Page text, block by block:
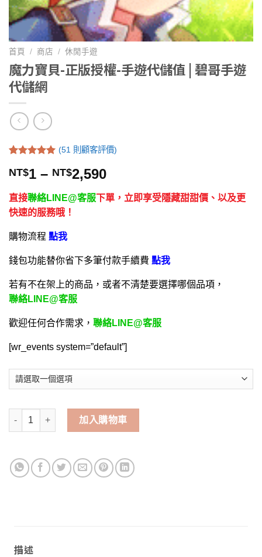
首頁 / 商店 / 休閒手遊
魔力寶貝-正版授權-手遊代儲值 | 碧哥手遊
代儲網
/ 5，已有
評分
(51 則顧客評價)
NT$1 – NT$2,590
直接聯絡LINE@客服下單，立即享受隱藏甜甜價、以及更
快速的服務哦！
購物流程 點我
錢包功能替你省下多筆付款手續費 點我
若有不在架上的商品，或者不清楚要選擇哪個品項，
聯絡LINE@客服
歡迎任何合作需求， 聯絡LINE@客服
[wr_events system=”default”]
魔力寶貝-正版授權-手遊代儲值 | 碧哥手遊代儲網 數量
加入購物車
描述